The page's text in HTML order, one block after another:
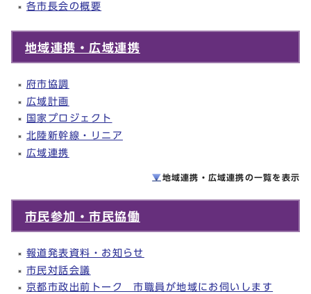
各市長会の概要
地域連携・広域連携
府市協調
広域計画
国家プロジェクト
北陸新幹線・リニア
広域連携
地域連携・広域連携の一覧を 表示
市民参加・市民協働
報道発表資料・お知らせ
市民対話会議
京都市政出前トーク 市職員が地域にお伺いします